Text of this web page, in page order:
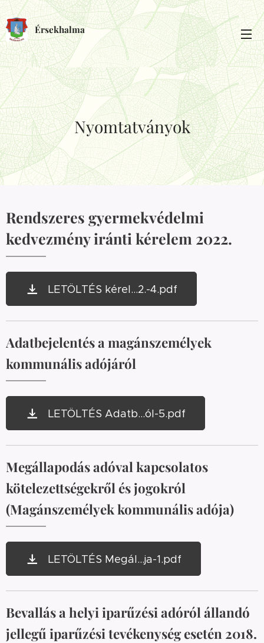
Érsekhalma
Nyomtatványok
Rendszeres gyermekvédelmi
kedvezmény iránti kérelem 2022.
LETÖLTÉS kérel...2.-4.pdf
Adatbejelentés a magánszemélyek
kommunális adójáról
LETÖLTÉS Adatb...ól-5.pdf
Megállapodás adóval kapcsolatos
kötelezettségekről és jogokról
(Magánszemélyek kommunális adója)
LETÖLTÉS Megál...ja-1.pdf
Bevallás a helyi iparűzési adóról állandó
jellegű iparűzési tevékenység esetén 2018.